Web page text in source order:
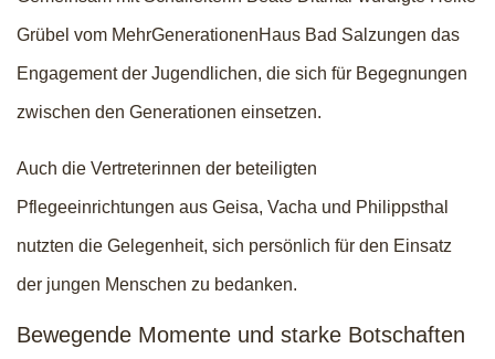
Grübel vom MehrGenerationenHaus Bad Salzungen das
Engagement der Jugendlichen, die sich für Begegnungen
zwischen den Generationen einsetzen.
Auch die Vertreterinnen der beteiligten
Pflegeeinrichtungen aus Geisa, Vacha und Philippsthal
nutzten die Gelegenheit, sich persönlich für den Einsatz
der jungen Menschen zu bedanken.
Bewegende Momente und starke Botschaften